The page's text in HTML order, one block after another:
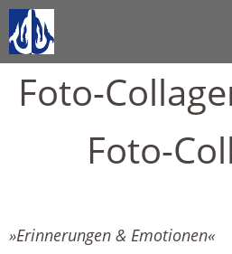
Foto-
Foto-
»Erinnerungen & Emotionen«